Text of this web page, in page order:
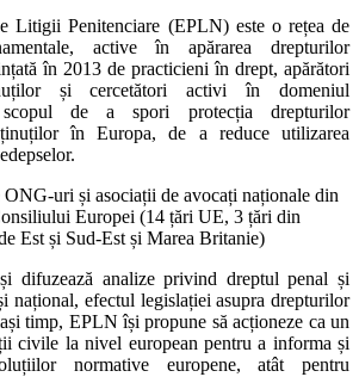
Litigii Penitenciare (EPLN) este o rețea de
active în apărarea drepturilor
în 2013 de practicieni în drept, apărători
și cercetători activi în domeniul
scopul de a spori protecția drepturilor
în Europa, de a reduce utilizarea
uri și asociații de avocați naționale din
Europei (14 țări UE, 3 țări din
Est și Sud-Est și Marea Britanie)
difuzează analize privind dreptul penal și
național, efectul legislației asupra drepturilor
timp, EPLN își propune să acționeze ca un
civile la nivel european pentru a informa și
normative europene, atât pentru